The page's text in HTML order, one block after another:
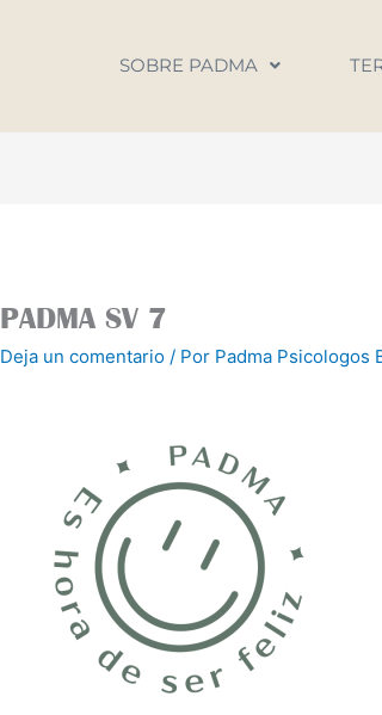
SOBRE PADMA
PADMA SV 7
Deja un comentario / Por Padma Psicologos